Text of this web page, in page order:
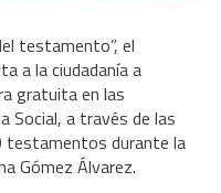
testamento”, el
a la ciudadanía a
gratuita en las
Social, a través de las
testamentos durante la
Gómez Álvarez.